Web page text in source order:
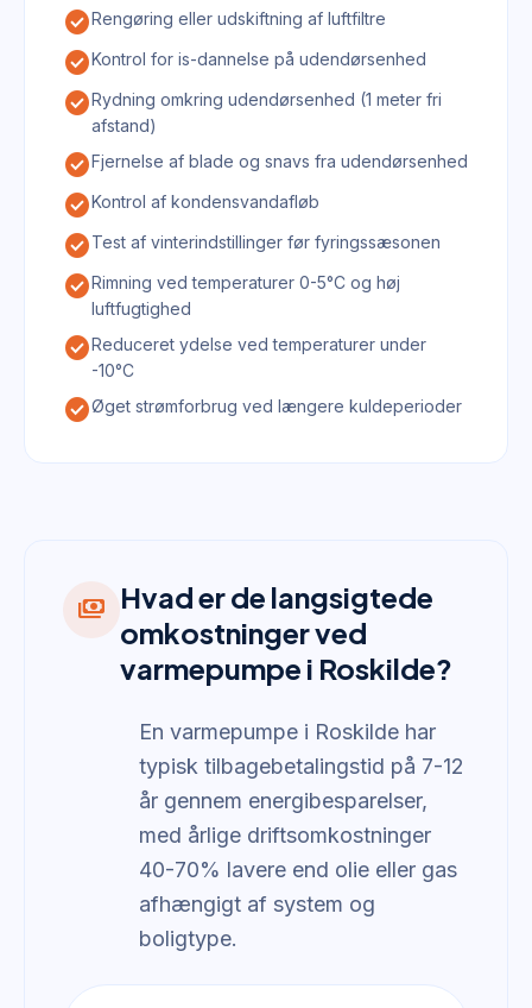
check_circleRengøring eller udskiftning af luftfiltre
check_circleKontrol for is-dannelse på udendørsenhed
check_circleRydning omkring udendørsenhed (1 meter fri
afstand)
check_circleFjernelse af blade og snavs fra udendørsenhed
check_circleKontrol af kondensvandafløb
check_circleTest af vinterindstillinger før fyringssæsonen
check_circleRimning ved temperaturer 0-5°C og høj
luftfugtighed
check_circleReduceret ydelse ved temperaturer under
-10°C
check_circleØget strømforbrug ved længere kuldeperioder
payments Hvad er de langsigtede
omkostninger ved
varmepumpe i Roskilde?
En varmepumpe i Roskilde har
typisk tilbagebetalingstid på 7-12
år gennem energibesparelser,
med årlige driftsomkostninger
40-70% lavere end olie eller gas
afhængigt af system og
boligtype.